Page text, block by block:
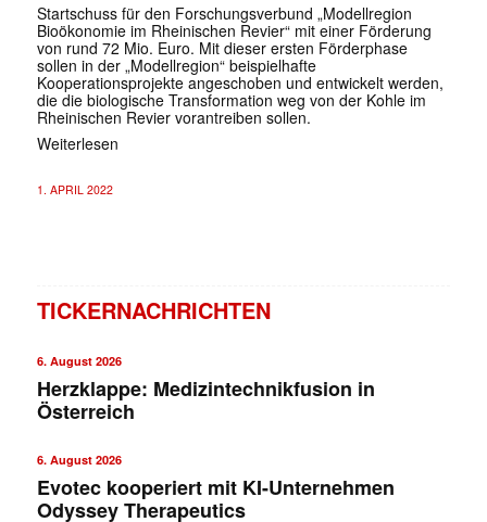
Startschuss für den Forschungsverbund „Modellregion
Bioökonomie im Rheinischen Revier“ mit einer Förderung
von rund 72 Mio. Euro. Mit dieser ersten Förderphase
sollen in der „Modellregion“ beispielhafte
Kooperationsprojekte angeschoben und entwickelt werden,
die die biologische Transformation weg von der Kohle im
Rheinischen Revier vorantreiben sollen.
Weiterlesen
1. APRIL 2022
TICKERNACHRICHTEN
6. August 2026
Herzklappe: Medizintechnikfusion in
Österreich
6. August 2026
Evotec kooperiert mit KI-Unternehmen
Odyssey Therapeutics